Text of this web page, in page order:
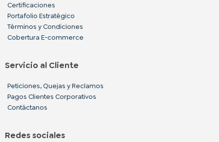
Certificaciones
Portafolio Estratégico
Términos y Condiciones
Cobertura E-commerce
Servicio al Cliente
Peticiones, Quejas y Reclamos
Pagos Clientes Corporativos
Contáctanos
Redes sociales